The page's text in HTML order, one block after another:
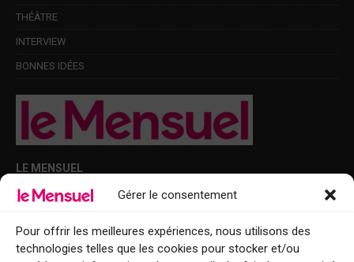
Gérer le consentement
Pour offrir les meilleures expériences, nous utilisons des
technologies telles que les cookies pour stocker et/ou
THÉÂTRE
INTERVIEW
BONNES IDÉES
LE MENSUEL
Points de diffusion Var et Alpes-Maritimes : oû trouver Le Mensuel ?
Le Mensuel en PDF : consultez le magazine en ligne
Qui sommes-nous ?